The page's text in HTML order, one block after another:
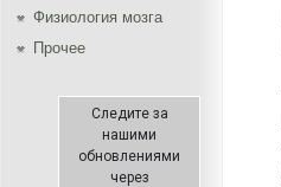
Физиология мозга
Прочее
Следите за
нашими
обновлениями
через